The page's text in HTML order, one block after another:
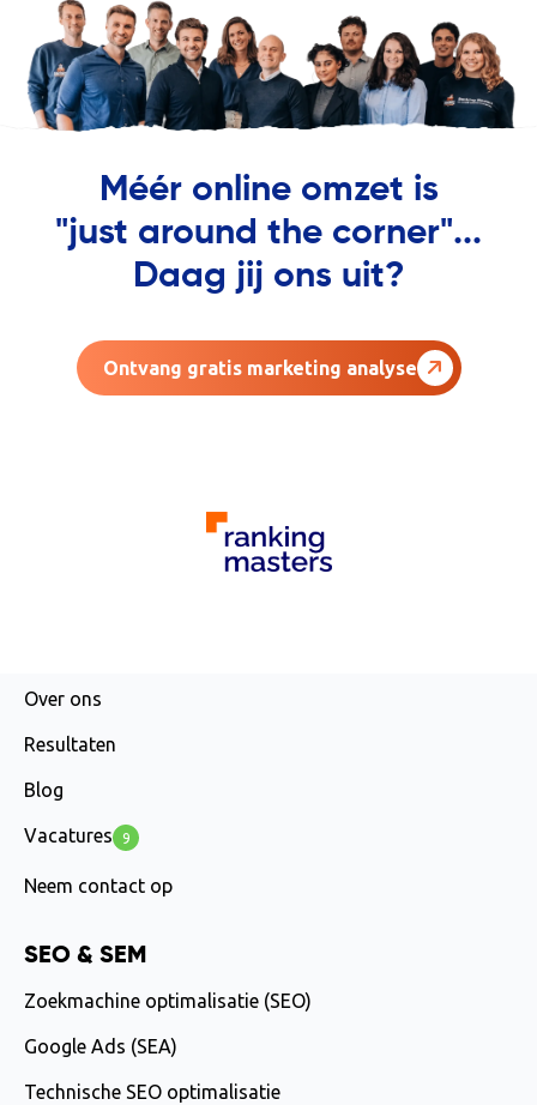
Méér online omzet is
"just around the corner"...
Daag jij ons uit?
Ontvang gratis marketing analyse
Over ons
Resultaten
Blog
Vacatures 9
Neem contact op
SEO & SEM
Zoekmachine optimalisatie (SEO)
Google Ads (SEA)
Technische SEO optimalisatie